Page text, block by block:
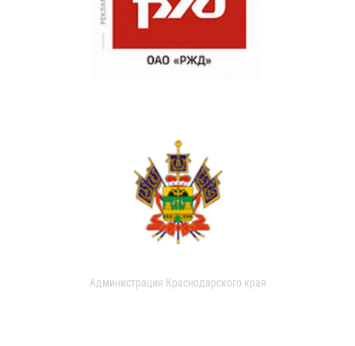
Администрация Краснодарского края